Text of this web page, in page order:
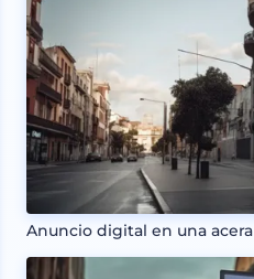
Anuncio digital en una